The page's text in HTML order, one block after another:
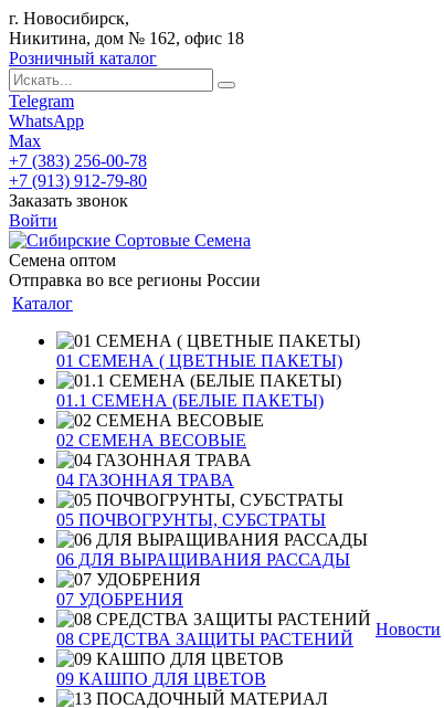
г. Новосибирск,
Никитина, дом № 162, офис 18
Розничный каталог
Telegram
WhatsApp
Max
+7 (383) 256-00-78
+7 (913) 912-79-80
Заказать звонок
Войти
Семена оптом
Отправка во все регионы России
Каталог
01 СЕМЕНА ( ЦВЕТНЫЕ ПАКЕТЫ)
01.1 СЕМЕНА (БЕЛЫЕ ПАКЕТЫ)
02 СЕМЕНА ВЕСОВЫЕ
04 ГАЗОННАЯ ТРАВА
05 ПОЧВОГРУНТЫ, СУБСТРАТЫ
06 ДЛЯ ВЫРАЩИВАНИЯ РАССАДЫ
07 УДОБРЕНИЯ
08 СРЕДСТВА ЗАЩИТЫ РАСТЕНИЙ
09 КАШПО ДЛЯ ЦВЕТОВ
Новости